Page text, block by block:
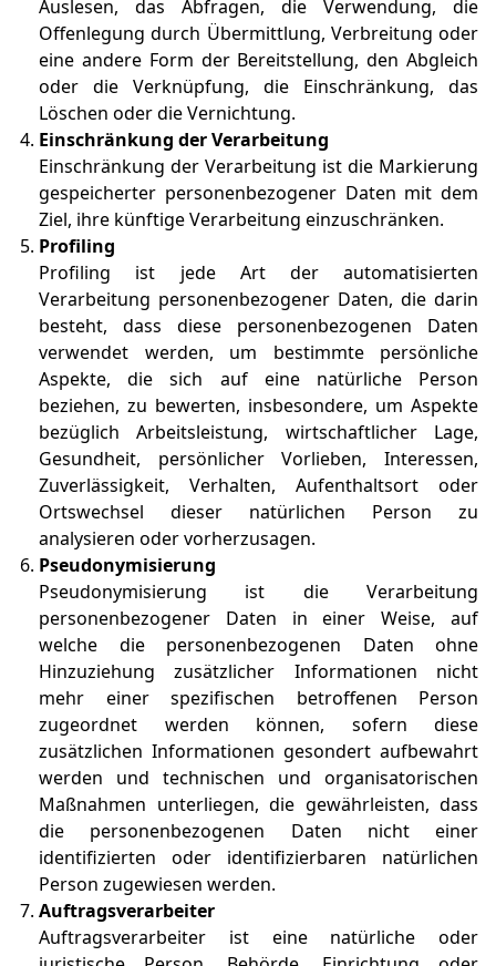
Auslesen, das Abfragen, die Verwendung, die
Offenlegung durch Übermittlung, Verbreitung oder
eine andere Form der Bereitstellung, den Abgleich
oder die Verknüpfung, die Einschränkung, das
Löschen oder die Vernichtung.
Einschränkung der Verarbeitung
Einschränkung der Verarbeitung ist die Markierung
gespeicherter personenbezogener Daten mit dem
Ziel, ihre künftige Verarbeitung einzuschränken.
Profiling
Profiling ist jede Art der automatisierten
Verarbeitung personenbezogener Daten, die darin
besteht, dass diese personenbezogenen Daten
verwendet werden, um bestimmte persönliche
Aspekte, die sich auf eine natürliche Person
beziehen, zu bewerten, insbesondere, um Aspekte
bezüglich Arbeitsleistung, wirtschaftlicher Lage,
Gesundheit, persönlicher Vorlieben, Interessen,
Zuverlässigkeit, Verhalten, Aufenthaltsort oder
Ortswechsel dieser natürlichen Person zu
analysieren oder vorherzusagen.
Pseudonymisierung
Pseudonymisierung ist die Verarbeitung
personenbezogener Daten in einer Weise, auf
welche die personenbezogenen Daten ohne
Hinzuziehung zusätzlicher Informationen nicht
mehr einer spezifischen betroffenen Person
zugeordnet werden können, sofern diese
zusätzlichen Informationen gesondert aufbewahrt
werden und technischen und organisatorischen
Maßnahmen unterliegen, die gewährleisten, dass
die personenbezogenen Daten nicht einer
identifizierten oder identifizierbaren natürlichen
Person zugewiesen werden.
Auftragsverarbeiter
Auftragsverarbeiter ist eine natürliche oder